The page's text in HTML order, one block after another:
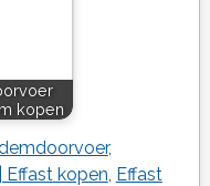
kopen
,
kopen Effast